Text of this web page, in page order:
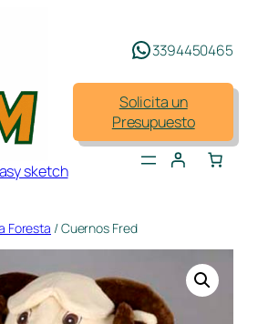
sketch
3394450465
Solicita un
Presupuesto
Foresta / Cuernos Fred